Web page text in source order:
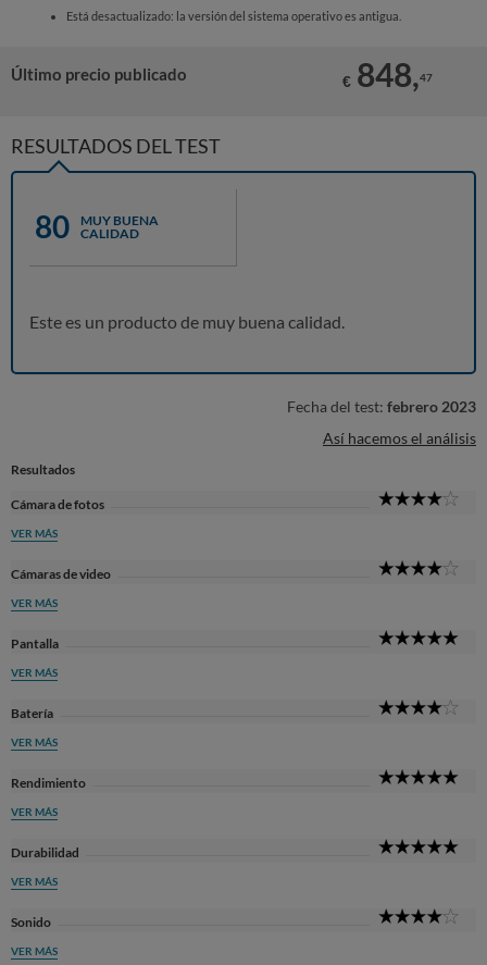
Está desactualizado: la versión del sistema operativo es antigua.
Último precio publicado € 848,47
RESULTADOS DEL TEST
80
MUY BUENA
CALIDAD
Este es un producto de muy buena calidad.
Fecha del test: febrero 2023
Así hacemos el análisis
Resultados
Cámara de fotos
VER MÁS
Cámaras de video
VER MÁS
Pantalla
VER MÁS
Batería
VER MÁS
Rendimiento
VER MÁS
Durabilidad
VER MÁS
Sonido
VER MÁS